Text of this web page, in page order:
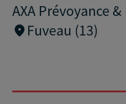
AXA Prévoyance
Fuveau (13)